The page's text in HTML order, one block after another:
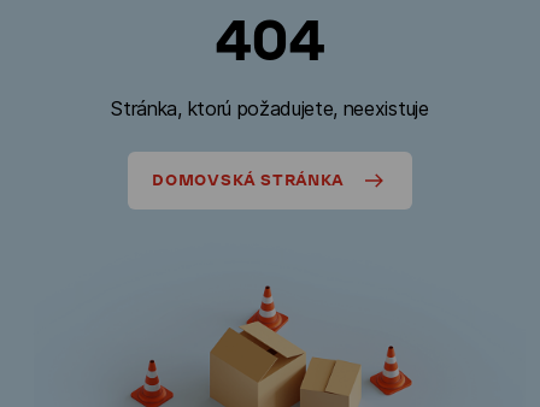
404
Stránka, ktorú požadujete, neexistuje
DOMOVSKÁ STRÁNKA